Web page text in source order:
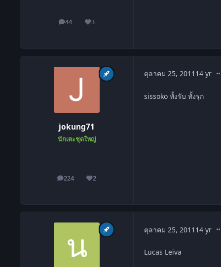
44
โพสต์ 3
ชื่อเสียง
jokung71
นักเตะชุดใหญ่
224
โพสต์ 2
ชื่อเสียง
ตุลาคม 25, 2011 14 yr
sissoko ทั้งรับ ทั้งรุก
ตุลาคม 25, 2011 14 yr
Lucas Leiva